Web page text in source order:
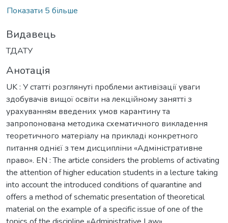
Показати 5 більше
Видавець
ТДАТУ
Анотація
UK : У статті розглянуті проблеми активізації уваги
здобувачів вищої освіти на лекційному занятті з
урахуванням введених умов карантину та
запропонована методика схематичного викладення
теоретичного матеріалу на прикладі конкретного
питання однієї з тем дисципліни «Адміністративне
право». EN : The article considers the problems of activating
the attention of higher education students in a lecture taking
into account the introduced conditions of quarantine and
offers a method of schematic presentation of theoretical
material on the example of a specific issue of one of the